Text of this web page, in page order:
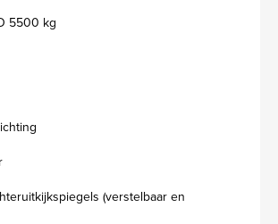
5500 kg
(verstelbaar en